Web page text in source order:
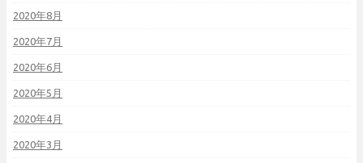
2020年8月
2020年7月
2020年6月
2020年5月
2020年4月
2020年3月